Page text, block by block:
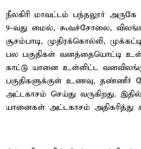
நீலகிரி மாவட்டம் பந்தலூர்
9-வது மைல், கூவச்சோலை,
சூசம்பாடி, முதிரக்கொல்லி,
பல பகுதிகள் வனத்தையொட்டி
காட்டு யானை உள்ளிட்ட
பகுதிகளுக்குள் உணவு, தண்ணீர்
அட்டகாசம் செய்து வருகிறது. இதில்
யானைகள் அட்டகாசம் அதிகரித்து